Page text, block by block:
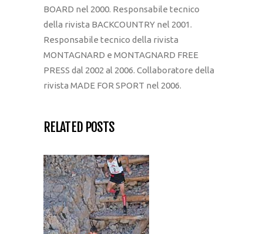
BOARD nel 2000. Responsabile tecnico
della rivista BACKCOUNTRY nel 2001.
Responsabile tecnico della rivista
MONTAGNARD e MONTAGNARD FREE
PRESS dal 2002 al 2006. Collaboratore della
rivista MADE FOR SPORT nel 2006.
RELATED POSTS